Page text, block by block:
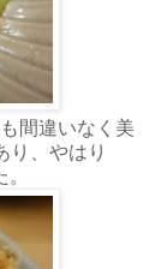
間違いなく美
り、やはり